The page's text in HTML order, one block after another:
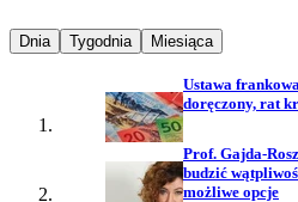
Najpopularniejsze wiadomości z
Dnia Najpopularniejsze wiadomości z
Tygodnia Najpopularniejsze
Miesiąca
Ustawa
doręczony, rat
Prof. Gajda-
budzić
możliwe opcje